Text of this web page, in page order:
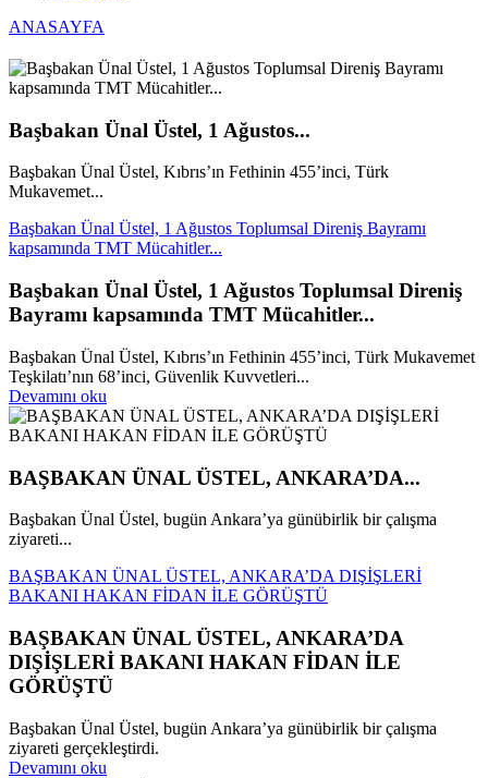
ANASAYFA
Başbakan Ünal Üstel, 1 Ağustos...
Başbakan Ünal Üstel, Kıbrıs’ın Fethinin 455’inci, Türk
Mukavemet...
Başbakan Ünal Üstel, 1 Ağustos Toplumsal Direniş Bayramı
kapsamında TMT Mücahitler...
Başbakan Ünal Üstel, 1 Ağustos Toplumsal Direniş
Bayramı kapsamında TMT Mücahitler...
Başbakan Ünal Üstel, Kıbrıs’ın Fethinin 455’inci, Türk Mukavemet
Teşkilatı’nın 68’inci, Güvenlik Kuvvetleri...
Devamını oku
BAŞBAKAN ÜNAL ÜSTEL, ANKARA’DA...
Başbakan Ünal Üstel, bugün Ankara’ya günübirlik bir çalışma
ziyareti...
BAŞBAKAN ÜNAL ÜSTEL, ANKARA’DA DIŞİŞLERİ
BAKANI HAKAN FİDAN İLE GÖRÜŞTÜ
BAŞBAKAN ÜNAL ÜSTEL, ANKARA’DA
DIŞİŞLERİ BAKANI HAKAN FİDAN İLE
GÖRÜŞTÜ
Başbakan Ünal Üstel, bugün Ankara’ya günübirlik bir çalışma
ziyareti gerçekleştirdi.
Devamını oku